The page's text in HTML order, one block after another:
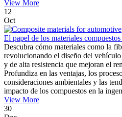
View More
12
Oct
El papel de los materiales
Descubra cómo materiales como la
revolucionando el diseño del
y de alta resistencia que mejoran el
Profundiza en las ventajas, los
consideraciones ambientales y las
impacto de los compuestos en la
View More
30